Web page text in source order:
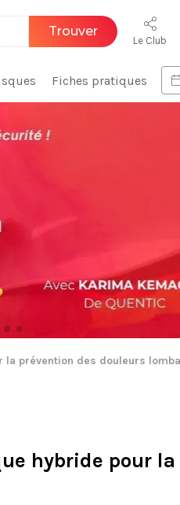
Trouver
Le Club
Fiches pratiques
la prévention des douleurs
hybride pour